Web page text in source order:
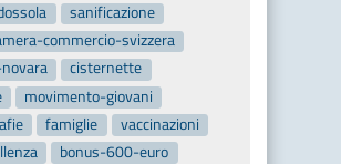
sanificazione
commercio-svizzera
cisternette
movimento-giovani
famiglie
vaccinazioni
bonus-600-euro